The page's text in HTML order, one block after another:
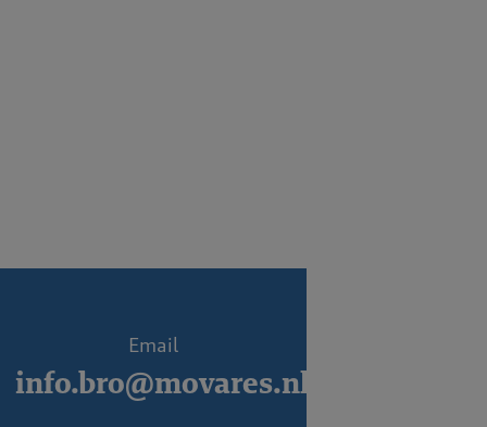
Email
info.bro@movares.nl